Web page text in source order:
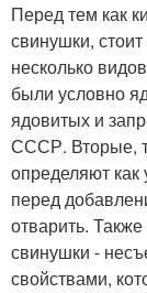
Перед тем как
свинушки,
несколько
были условно
ядовитых и
СССР. Вторые,
определяют как
перед
отварить.
свинушки -
свойствами,